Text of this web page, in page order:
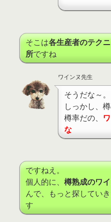
そこは各生産者のテク
所ですね
ワインヌ先生
そうだな～。
しっかし、
樽率だの、
な
ですねえ。
個人的に、 樽熟成のワ
んで、もっと探してい
す